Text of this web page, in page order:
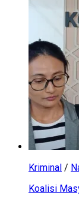
Kriminal /
Koalisi